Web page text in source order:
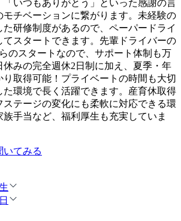
「いつもありがとう」といった感謝の言
モチベーションに繋がります。未経験の
研修制度があるので、ペーパードライ
てスタートできます。先輩ドライバーの
のスタートなので、サポート体制も万
みの完全週休2日制に加え、夏季・年
り取得可能！プライベートの時間も大切
た環境で長く活躍できます。産育休取得
テージの変化にも柔軟に対応できる環
手当など、福利厚生も充実していま
いてみる